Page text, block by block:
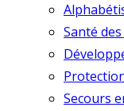
Santé
Secours